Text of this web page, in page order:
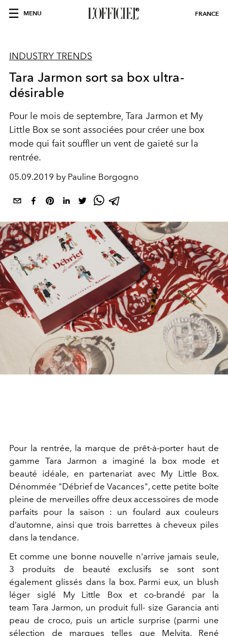
MENU FRANCE
INDUSTRY TRENDS
Tara Jarmon sort sa box ultra-
désirable
Pour le mois de septembre, Tara Jarmon et My
Little Box se sont associées pour créer une box
mode qui fait souffler un vent de gaieté sur la
rentrée.
05.09.2019 by Pauline Borgogno
Pour la rentrée, la marque de prêt-à-porter haut de
gamme Tara Jarmon a imaginé la box mode et
beauté idéale, en partenariat avec My Little Box.
Dénommée "Débrief de Vacances", cette petite boîte
pleine de merveilles offre deux accessoires de mode
parfaits pour la saison : un foulard aux couleurs
d’automne, ainsi que trois barrettes à cheveux piles
dans la tendance.
Et comme une bonne nouvelle n'arrive jamais seule,
3 produits de beauté exclusifs se sont sont
également glissés dans la box. Parmi eux, un blush
léger siglé My Little Box et co-brandé par la
team Tara Jarmon, un produit full- size Garancia anti
peau de croco, puis un article surprise (parmi une
sélection de marques telles que Melvita, René